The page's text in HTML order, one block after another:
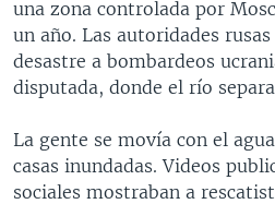
una zona controlada por
un año. Las autoridades
desastre a bombardeos
disputada, donde el río
La gente se movía con el
casas inundadas. Videos
sociales mostraban a